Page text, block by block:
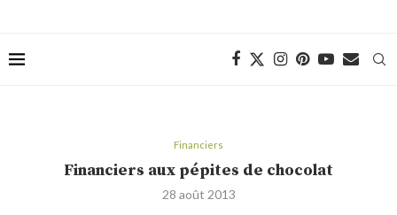
Financiers
Financiers aux pépites de chocolat
28 août 2013